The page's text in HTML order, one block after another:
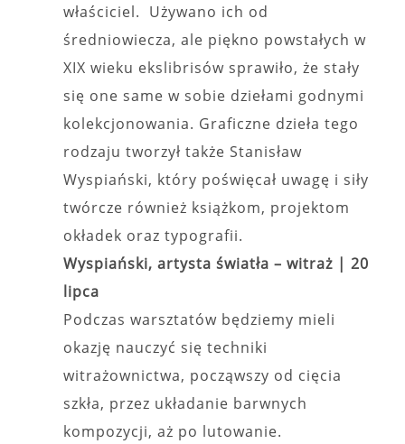
właściciel. Używano ich od
średniowiecza, ale piękno powstałych w
XIX wieku ekslibrisów sprawiło, że stały
się one same w sobie dziełami godnymi
kolekcjonowania. Graficzne dzieła tego
rodzaju tworzył także Stanisław
Wyspiański, który poświęcał uwagę i siły
twórcze również książkom, projektom
okładek oraz typografii.
Wyspiański, artysta światła – witraż | 20
lipca
Podczas warsztatów będziemy mieli
okazję nauczyć się techniki
witrażownictwa, począwszy od cięcia
szkła, przez układanie barwnych
kompozycji, aż po lutowanie.